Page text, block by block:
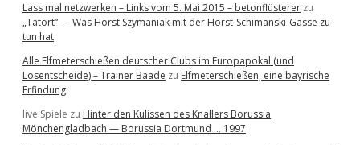
Lass mal netzwerken – Links vom 5. Mai 2015 – betonflüsterer zu
„Tatort“ — Was Horst Szymaniak mit der Horst-Schimanski-Gasse zu
tun hat
Alle Elfmeterschießen deutscher Clubs im Europapokal (und
Losentscheide) – Trainer Baade zu Elfmeterschießen, eine bayrische
Erfindung
live Spiele zu Hinter den Kulissen des Knallers Borussia
Mönchengladbach — Borussia Dortmund … 1997